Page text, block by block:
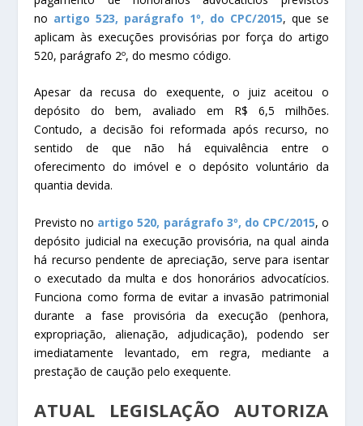
no artigo 523, parágrafo 1º, do CPC/2015, que se
aplicam às execuções provisórias por força do artigo
520, parágrafo 2º, do mesmo código.
Apesar da recusa do exequente, o juiz aceitou o
depósito do bem, avaliado em R$ 6,5 milhões.
Contudo, a decisão foi reformada após recurso, no
sentido de que não há equivalência entre o
oferecimento do imóvel e o depósito voluntário da
quantia devida.
Previsto no artigo 520, parágrafo 3º, do CPC/2015, o
depósito judicial na execução provisória, na qual ainda
há recurso pendente de apreciação, serve para isentar
o executado da multa e dos honorários advocatícios.
Funciona como forma de evitar a invasão patrimonial
durante a fase provisória da execução (penhora,
expropriação, alienação, adjudicação), podendo ser
imediatamente levantado, em regra, mediante a
prestação de caução pelo exequente.
ATUAL LEGISLAÇÃO AUTORIZA